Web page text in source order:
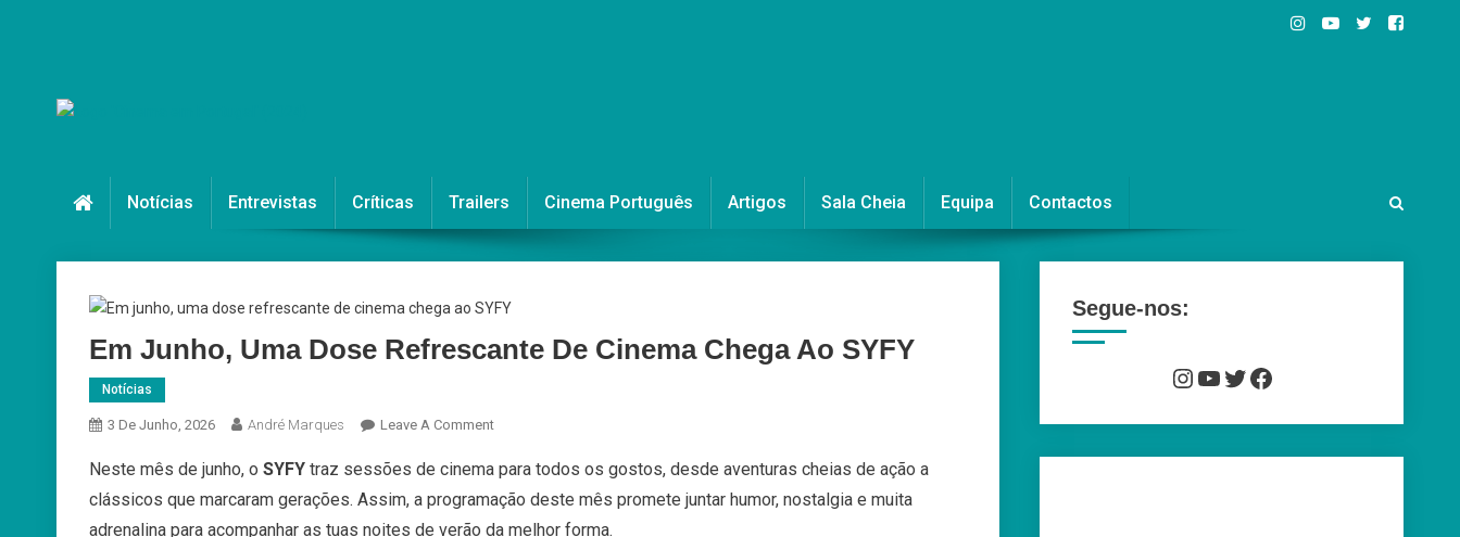
Notícias Entrevistas Críticas Trailers Cinema Português Artigos Sala Cheia Equipa Contactos
Em Junho, Uma Dose Refrescante De Cinema Chega Ao SYFY
Notícias
3 De Junho, 2026 André Marques Leave A CommentOn
Junho,
Uma
Dose
Neste mês de junho, o SYFY traz sessões de cinema para todos os gostos, desde aventuras cheias de ação a
clássicos que marcaram gerações. Assim, a programação deste mês promete juntar humor, nostalgia e muita
adrenalina para acompanhar as tuas noites de verão da melhor forma.
Segue-nos:
Instagram
YouTube
Twitter
Facebook